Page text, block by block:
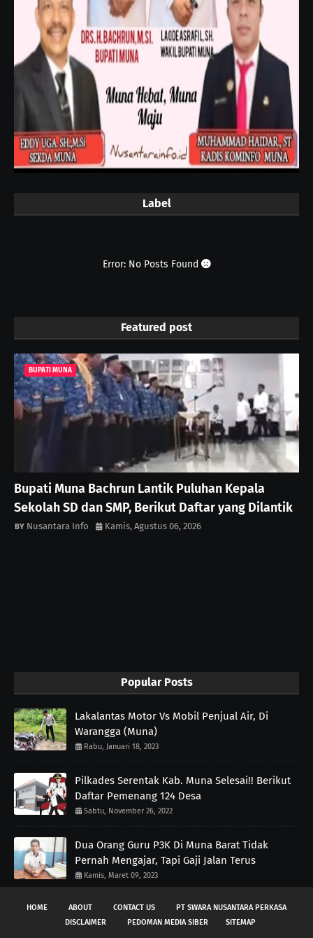
Label
Error: No Posts Found
Featured post
BUPATI MUNA
Bupati Muna Bachrun Lantik Puluhan Kepala
Sekolah SD dan SMP, Berikut Daftar yang Dilantik
Nusantara Info Kamis, Agustus 06, 2026
Popular Posts
Lakalantas Motor Vs Mobil Penjual Air, Di
Warangga (Muna)
Rabu, Januari 18, 2023
Pilkades Serentak Kab. Muna Selesai!! Berikut
Daftar Pemenang 124 Desa
Sabtu, November 26, 2022
Dua Orang Guru P3K Di Muna Barat Tidak
Pernah Mengajar, Tapi Gaji Jalan Terus
Kamis, Maret 09, 2023
HOME ABOUT CONTACT US
PT SWARA NUSANTARA PERKASA
DISCLAIMER
PEDOMAN MEDIA SIBER SITEMAP